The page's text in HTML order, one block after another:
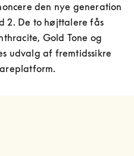
den nye generation
2. De to højttalere fås
Gold Tone og
udvalg af fremtidssikre